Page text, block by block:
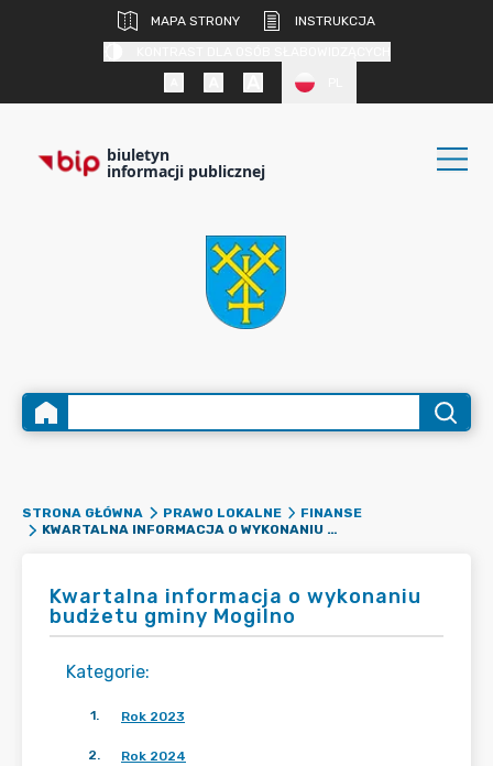
MAPA STRONY
INSTRUKCJA
biuletyn
informacji publicznej
STRONA GŁÓWNA PRAWO LOKALNE
FINANSE
KWARTALNA INFORMACJA O WYKONANIU BUDŻETU GMINY MOGILNO
Kwartalna informacja o wykonaniu
budżetu gminy Mogilno
Kategorie:
1. Rok 2023
2. Rok 2024